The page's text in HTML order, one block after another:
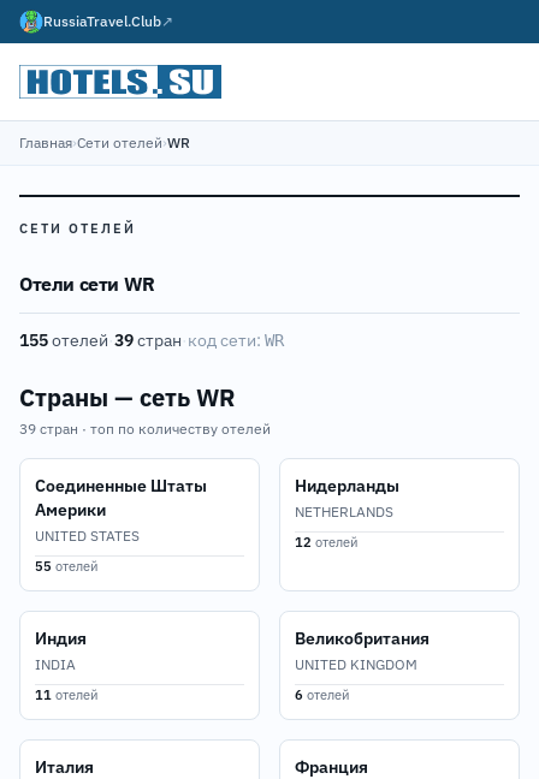
RussiaTravel.Club↗
Главная›Сети отелей›WR
СЕТИ ОТЕЛЕЙ
Отели сети WR
155отелей·39стран·код сети: WR
Страны — сеть WR
39 стран · топ по количеству отелей
Соединенные Штаты
Америки
UNITED STATES
55 отелей
Нидерланды
NETHERLANDS
12 отелей
Индия
INDIA
11 отелей
Великобритания
UNITED KINGDOM
6 отелей
Италия Франция